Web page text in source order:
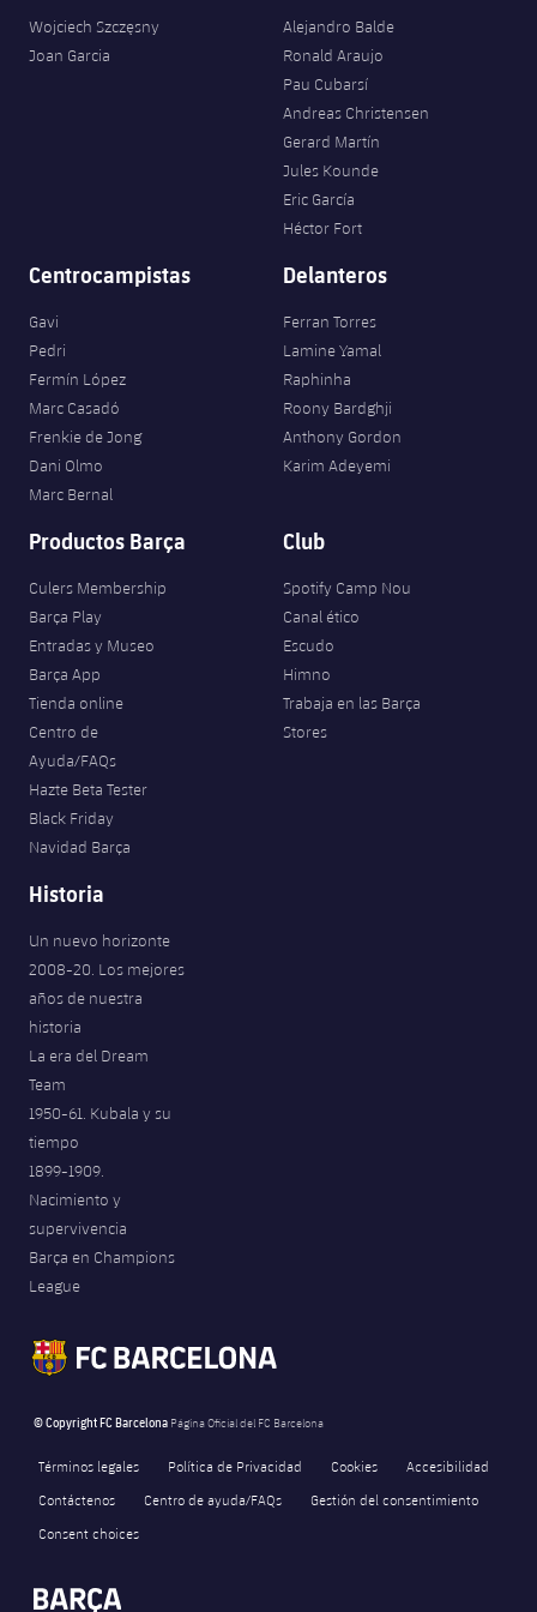
Acreditaciones
SUB8 B
Fotos
Fotos
Infantil A
Entradas
Fotos
Historia
Calendario
Actualidad
Campus Verano
Entradas
Resultados
Clasificaciones
Jugadores
Fotos
Historia
Palmarés
plusicon
Calendario
Resultados
Jugadores
Clasificaciones
Actualidad
Barça C
Junior
Infantil
Alevín
Campus Verano
PLUSICON
MÁS
Atletismo
plusicon
más
Actualidad
Masculino
Femenino
Agenda
Baloncesto en silla de ruedas
plusicon
más
Actualidad
Jugadores
Calendario
Resultados
Clasificaciones
Hockey sobre hielo
plusicon
más
Actualidad
Calendario
Hockey hierba
plusicon
más
Noticias
Hockey Hierba Masculino
Hockey Hierba Femenino
Patinaje artístico
plusicon
más
Actualidad
Plantilla
Escuela de Patinaje
Rugby
plusicon
Resultados
plusicon
más
Noticias
Voleibol masculino
Voleibol femenino
Apúntate a las amateurs
plusicon
más
Apúntate a las amateurs
Carnet de las Secciones Amateurs
PLUSICON
MÁS
League of Legends
VALORANT Game Changers
eFootball
Wojciech Szczęsny
Joan Garcia
Alejandro Balde
Ronald Araujo
Pau Cubarsí
Andreas Christensen
Gerard Martín
Jules Kounde
Eric García
Héctor Fort
Centrocampistas
Gavi
Pedri
Fermín López
Marc Casadó
Frenkie de Jong
Dani Olmo
Marc Bernal
Delanteros
Ferran Torres
Lamine Yamal
Raphinha
Roony Bardghji
Anthony Gordon
Karim Adeyemi
Productos Barça
Culers Membership
Barça Play
Entradas y Museo
Barça App
Tienda online
Centro de
Ayuda/FAQs
Hazte Beta Tester
Black Friday
Navidad Barça
Club
Spotify Camp Nou
Canal ético
Escudo
Himno
Trabaja en las Barça
Stores
Historia
Un nuevo horizonte
2008-20. Los mejores
años de nuestra
historia
La era del Dream
Team
1950-61. Kubala y su
tiempo
1899-1909.
Nacimiento y
supervivencia
Barça en Champions
League
© Copyright FC Barcelona Página Oficial del FC Barcelona
Términos legales Política de Privacidad Cookies
Accesibilidad
Contáctenos
Centro de ayuda/FAQs
Gestión del consentimiento
Consent choices